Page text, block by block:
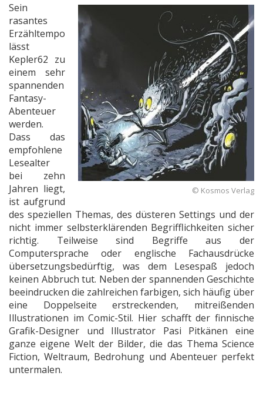
© Kosmos Verlag
Sein
rasantes
Erzähltempo
lässt
Kepler62 zu
einem sehr
spannenden
Fantasy-
Abenteuer
werden.
Dass das
empfohlene
Lesealter
bei zehn
Jahren liegt,
ist aufgrund
des speziellen Themas, des düsteren Settings und der
nicht immer selbsterklärenden Begrifflichkeiten sicher
richtig. Teilweise sind Begriffe aus der
Computersprache oder englische Fachausdrücke
übersetzungsbedürftig, was dem Lesespaß jedoch
keinen Abbruch tut. Neben der spannenden Geschichte
beeindrucken die zahlreichen farbigen, sich häufig über
eine Doppelseite erstreckenden, mitreißenden
Illustrationen im Comic-Stil. Hier schafft der finnische
Grafik-Designer und Illustrator Pasi Pitkänen eine
ganze eigene Welt der Bilder, die das Thema Science
Fiction, Weltraum, Bedrohung und Abenteuer perfekt
untermalen.